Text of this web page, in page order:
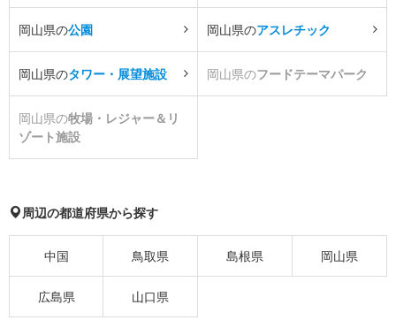
岡山県の公園 岡山県のアスレチック
岡山県のタワー・展望施設 岡山県のフードテーマパーク
岡山県の牧場・レジャー＆リ
ゾート施設
周辺の都道府県から探す
中国 鳥取県 島根県 岡山県
広島県 山口県